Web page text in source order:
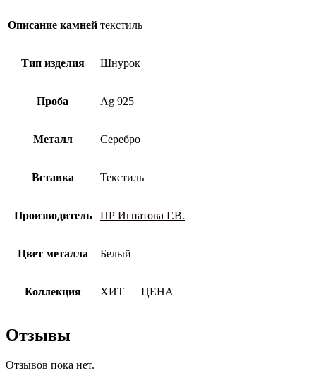
Описание камней текстиль
Тип изделия Шнурок
Проба Ag 925
Металл Серебро
Вставка Текстиль
Производитель ПР Игнатова Г.В.
Цвет металла Белый
Коллекция ХИТ — ЦЕНА
Отзывы
Отзывов пока нет.